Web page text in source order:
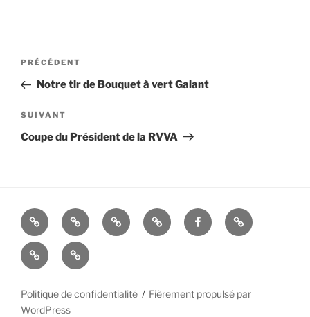
Navigation
l’article
Article
précédent
PRÉCÉDENT
Notre tir de Bouquet à vert Galant
Article
suivant
SUIVANT
Coupe du Président de la RVVA
La
Cie
d’Arc
Histoire ALBUMSLIENS
UTILES
FACEBOOKMandats
Nous
contacter
–
Politique de confidentialité
Fièrement propulsé par
WordPress